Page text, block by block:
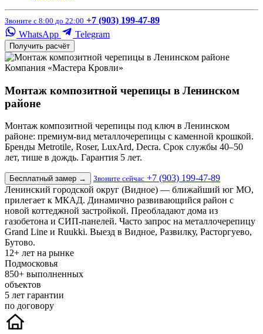
Звоните с 8:00 до 22:00 +7 (903) 199-47-89
WhatsApp
Telegram
Получить расчёт
Компания «Мастера Кровли»
Монтаж композитной черепицы в Ленинском
районе
Монтаж композитной черепицы под ключ в Ленинском
районе: премиум-вид металлочерепицы с каменной крошкой.
Бренды Metrotile, Roser, LuxArd, Decra. Срок службы 40–50
лет, тише в дождь. Гарантия 5 лет.
Бесплатный замер → Звоните сейчас +7 (903) 199-47-89
Ленинский городской округ (Видное) — ближайший юг МО,
прилегает к МКАД. Динамично развивающийся район с
новой коттеджной застройкой. Преобладают дома из
газобетона и СИП-панелей. Часто запрос на металлочерепицу
Grand Line и Ruukki. Выезд в Видное, Развилку, Расторгуево,
Бутово.
12+ лет на рынке
Подмосковья
850+ выполненных
объектов
5 лет гарантии
по договору